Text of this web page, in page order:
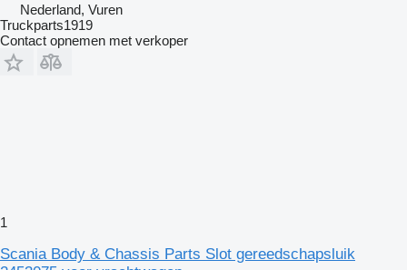
Nederland, Vuren
Truckparts1919
Contact opnemen met verkoper
1
Scania Body & Chassis Parts Slot gereedschapsluik